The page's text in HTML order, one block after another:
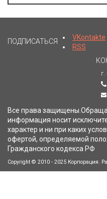
ПОДПИСАТЬСЯ
VKontakte
RSS
Все права
информация носит
характер и ни при каких
офертой, определяемой
Гражданского кодекса РФ
Copyright © 2010 - 2025 Корпорация.